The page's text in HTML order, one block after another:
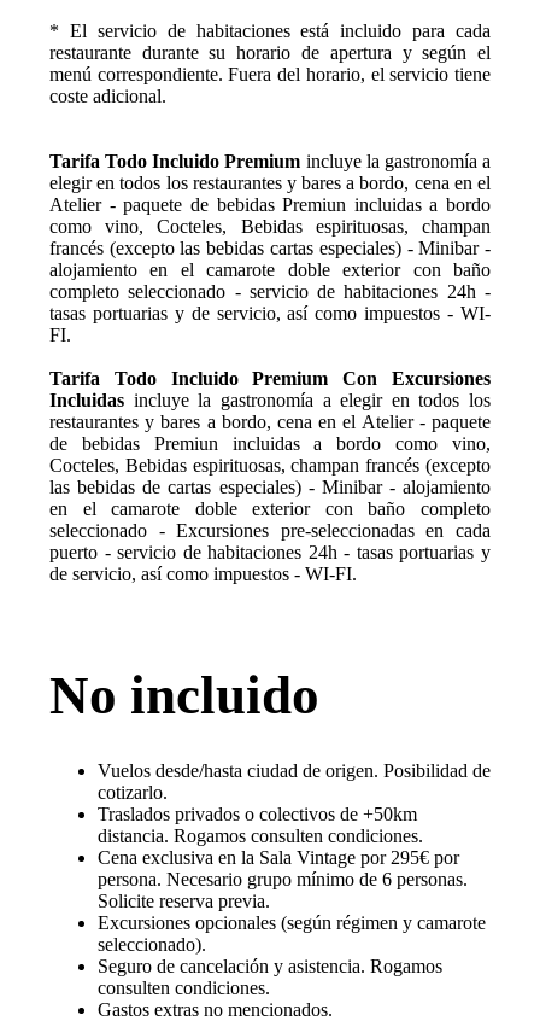
* El servicio de habitaciones está incluido para cada
restaurante durante su horario de apertura y según el
menú correspondiente. Fuera del horario, el servicio tiene
coste adicional.
Tarifa Todo Incluido Premium incluye la gastronomía a
elegir en todos los restaurantes y bares a bordo, cena en el
Atelier - paquete de bebidas Premiun incluidas a bordo
como vino, Cocteles, Bebidas espirituosas, champan
francés (excepto las bebidas cartas especiales) - Minibar -
alojamiento en el camarote doble exterior con baño
completo seleccionado - servicio de habitaciones 24h -
tasas portuarias y de servicio, así como impuestos - WI-
FI.
Tarifa Todo Incluido Premium Con Excursiones
Incluidasincluye la gastronomía a elegir en todos los
restaurantes y bares a bordo, cena en el Atelier - paquete
de bebidas Premiun incluidas a bordo como vino,
Cocteles, Bebidas espirituosas, champan francés (excepto
las bebidas de cartas especiales) - Minibar - alojamiento
en el camarote doble exterior con baño completo
seleccionado - Excursiones pre-seleccionadas en cada
puerto - servicio de habitaciones 24h - tasas portuarias y
de servicio, así como impuestos - WI-FI.
No incluido
Vuelos desde/hasta ciudad de origen. Posibilidad de
cotizarlo.
Traslados privados o colectivos de +50km
distancia. Rogamos consulten condiciones.
Cena exclusiva en la Sala Vintage por 295€ por
persona. Necesario grupo mínimo de 6 personas.
Solicite reserva previa.
Excursiones opcionales (según régimen y camarote
seleccionado).
Seguro de cancelación y asistencia. Rogamos
consulten condiciones.
Gastos extras no mencionados.